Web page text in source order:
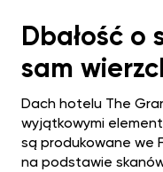
Dbałość o
sam
Dach hotelu The
wyjątkowymi
są produkowane we
na podstawie